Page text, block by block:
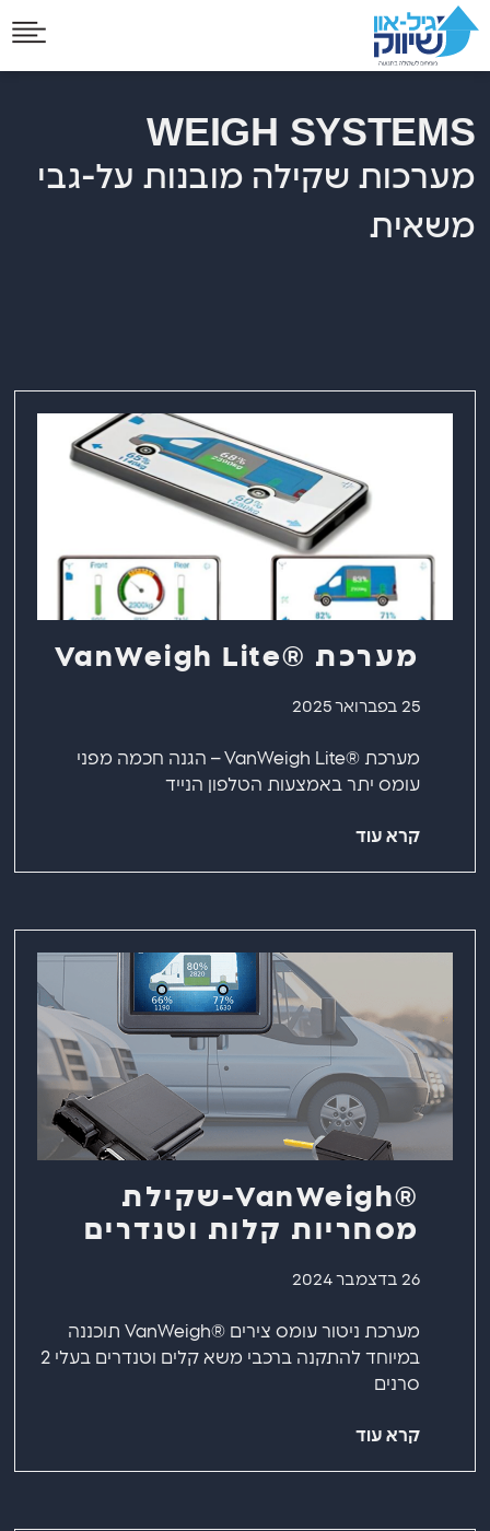
WEIGH SYSTEMS
מערכות שקילה מובנות על-גבי
משאית
מערכת ®VanWeigh Lite
25 בפברואר 2025
מערכת ®VanWeigh Lite – הגנה חכמה מפני
עומס יתר באמצעות הטלפון הנייד
קרא עוד
®VanWeigh-שקילת
מסחריות קלות וטנדרים
26 בדצמבר 2024
מערכת ניטור עומס צירים ®VanWeigh תוכננה
במיוחד להתקנה ברכבי משא קלים וטנדרים בעלי 2
סרנים
קרא עוד